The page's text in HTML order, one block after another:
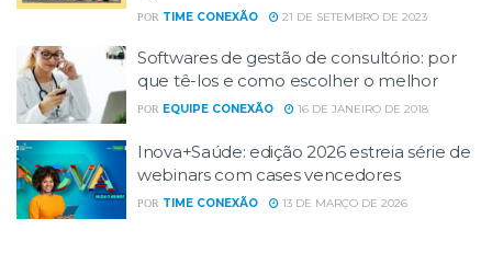
POR TIME CONEXÃO 21 DE SETEMBRO DE 2023
Softwares de gestão de consultório: por
que tê-los e como escolher o melhor
POR EQUIPE CONEXÃO 16 DE JANEIRO DE 2018
Inova+Saúde: edição 2026 estreia série de
webinars com cases vencedores
POR TIME CONEXÃO 13 DE MARÇO DE 2026